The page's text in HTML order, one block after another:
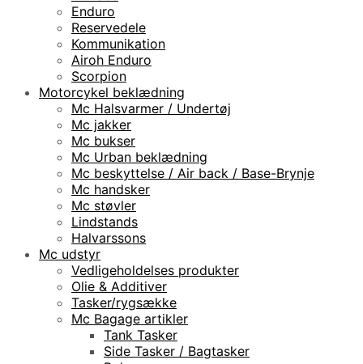
Enduro
Reservedele
Kommunikation
Airoh Enduro
Scorpion
Motorcykel beklædning
Mc Halsvarmer / Undertøj
Mc jakker
Mc bukser
Mc Urban beklædning
Mc beskyttelse / Air back / Base-Brynje
Mc handsker
Mc støvler
Lindstands
Halvarssons
Mc udstyr
Vedligeholdelses produkter
Olie & Additiver
Tasker/rygsække
Mc Bagage artikler
Tank Tasker
Side Tasker / Bagtasker